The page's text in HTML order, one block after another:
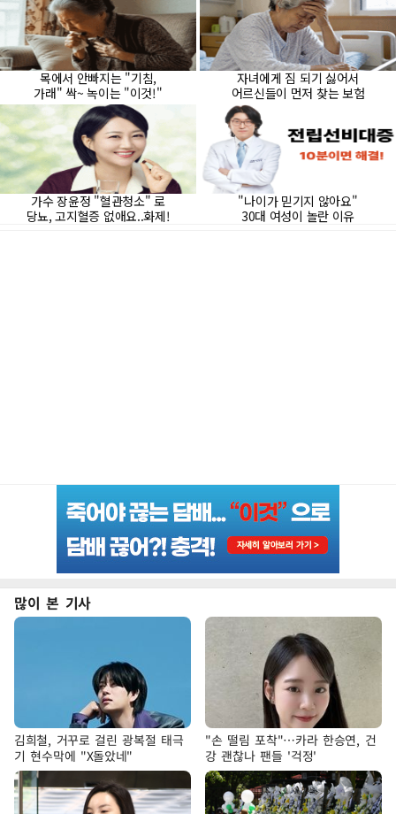
많이 본 기사
김희철, 거꾸로 걸린 광복절 태극
기 현수막에 "X돌았네"
"손 떨림 포착"…카라 한승연, 건
강 괜찮나 팬들 '걱정'